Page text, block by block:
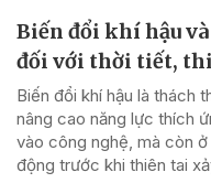
Biến đổi khí hậu
đối với thời tiết,
Biến đổi khí hậu là thách
nâng cao năng lực thích
vào công nghệ, mà còn
động trước khi thiên tai